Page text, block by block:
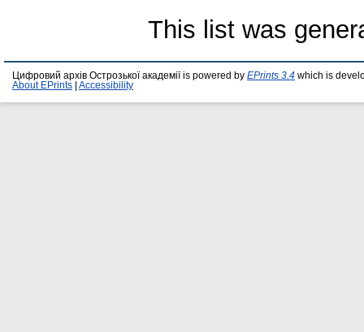
This list was
Цифровий архів Острозької академії is powered by EPrints 3.4 which is
About EPrints
Accessibility